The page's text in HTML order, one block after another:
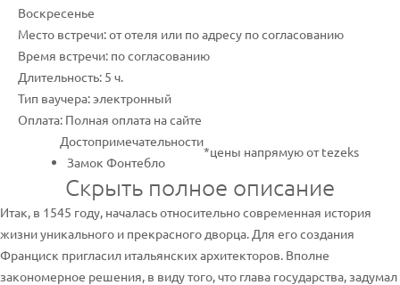
Воскресенье
Место встречи: от отеля или по адресу по согласованию
Время встречи: по согласованию
Длительность: 5 ч.
Тип ваучера: электронный
Оплата: Полная оплата на сайте
Достопримечательности
Замок Фонтебло
*цены напрямую от tezeks
Скрыть полное описание
Итак, в 1545 году, началась относительно современная история
жизни уникального и прекрасного дворца. Для его создания
Франциск пригласил итальянских архитекторов. Вполне
закономерное решения, в виду того, что глава государства, задумал